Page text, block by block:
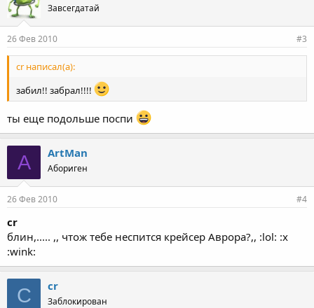
Завсегдатай
26 Фев 2010 #3
cr написал(а):
забил!! забрал!!!!
ты еще подольше поспи
A ArtMan
Абориген
26 Фев 2010 #4
cr
блин,..... ,, чтож тебе неспится крейсер Аврора?,, :lol: :x
:wink:
C cr
Заблокирован